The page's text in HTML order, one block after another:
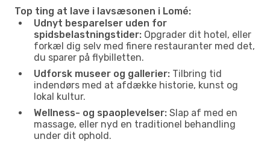
Top ting at lave i lavsæsonen i Lomé:
Udnyt besparelser uden for
spidsbelastningstider: Opgrader dit hotel, eller
forkæl dig selv med finere restauranter med det,
du sparer på flybilletten.
Udforsk museer og gallerier: Tilbring tid
indendørs med at afdække historie, kunst og
lokal kultur.
Wellness- og spaoplevelser: Slap af med en
massage, eller nyd en traditionel behandling
under dit ophold.